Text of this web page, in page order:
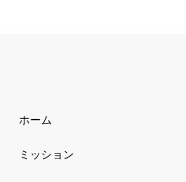
ホーム
ミッション